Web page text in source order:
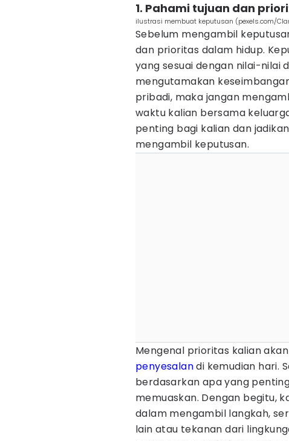
1. Pahami tujuan dan
ilustrasi membuat keputusan (pexels.com/
Sebelum mengambil
dan prioritas dalam hidup.
yang sesuai dengan nilai-nilai
mengutamakan
pribadi, maka jangan
waktu kalian bersama
penting bagi kalian dan
mengambil keputusan.
Mengenal prioritas kalian
penyesalandi kemudian hari.
berdasarkan apa yang
memuaskan. Dengan begitu,
dalam mengambil langkah,
lain atau tekanan dari